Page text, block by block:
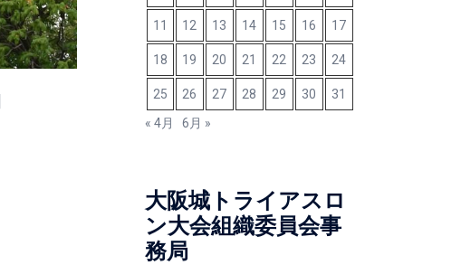
11 12 13 14 15 16 17
18 19 20 21 22 23 24
25 26 27 28 29 30
31
« 4月
6月 »
大阪城トライアスロ
ン大会組織委員会事
務局